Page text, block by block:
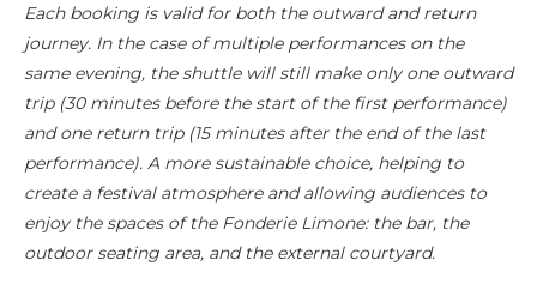
Each booking is valid for both the outward and return
journey. In the case of multiple performances on the
same evening, the shuttle will still make only one outward
trip (30 minutes before the start of the first performance)
and one return trip (15 minutes after the end of the last
performance). A more sustainable choice, helping to
create a festival atmosphere and allowing audiences to
enjoy the spaces of the Fonderie Limone: the bar, the
outdoor seating area, and the external courtyard.